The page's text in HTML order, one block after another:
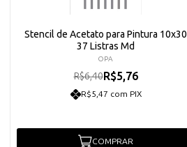
Stencil de Acetato para Pintura 10x30
37 Listras Md
OPA
R$6,40R$5,76
R$5,47 com PIX
COMPRAR